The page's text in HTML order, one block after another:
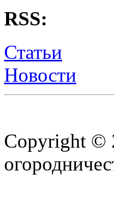
RSS:
Статьи
Новости
Copyright ©